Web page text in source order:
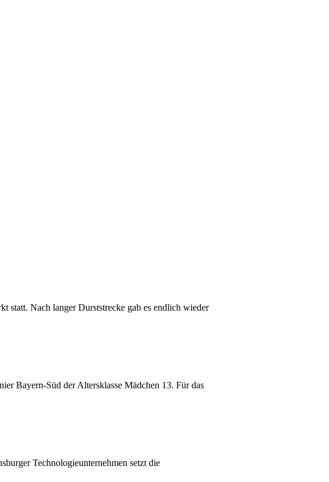
statt. Nach langer Durststrecke gab es endlich wieder
Bayern-Süd der Altersklasse Mädchen 13. Für das
Technologieunternehmen setzt die